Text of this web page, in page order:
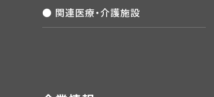
● 関連医療・介護施設